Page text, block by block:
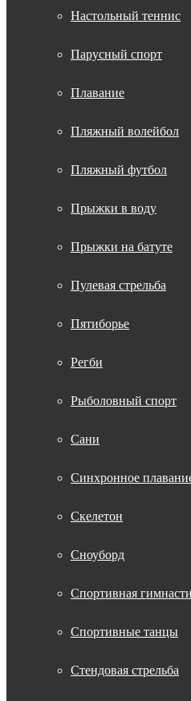
Настольный теннис
Парусный спорт
Плавание
Пляжный волейбол
Пляжный футбол
Прыжки в воду
Прыжки на батуте
Пулевая стрельба
Пятиборье
Регби
Рыболовный спорт
Сани
Синхронное
Скелетон
Сноуборд
Спортивная
Спортивные танцы
Стендовая стрельба